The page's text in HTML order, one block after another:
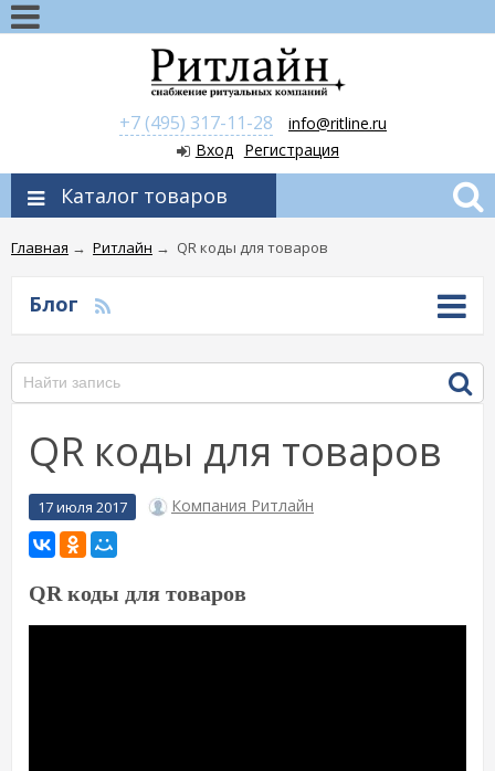
+7 (495) 317-11-28
info@ritline.ru
Вход
Регистрация
Каталог товаров
Главная → Ритлайн → QR коды для товаров
Блог
QR коды для товаров
17 июля 2017 Компания Ритлайн
QR коды для товаров